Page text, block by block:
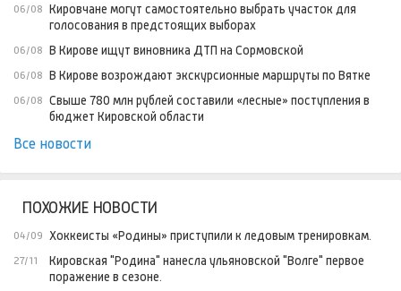
06/08 Кировчане могут самостоятельно выбрать участок для
голосования в предстоящих выборах
06/08 В Кирове ищут виновника ДТП на Сормовской
06/08 В Кирове возрождают экскурсионные маршруты по Вятке
06/08 Свыше 780 млн рублей составили «лесные» поступления в
бюджет Кировской области
Все новости
ПОХОЖИЕ НОВОСТИ
04/09 Хоккеисты «Родины» приступили к ледовым тренировкам.
27/11
Кировская "Родина" нанесла ульяновской "Волге" первое
поражение в сезоне.